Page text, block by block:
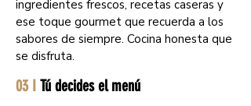
ingredientes frescos, recetas caseras y
ese toque gourmet que recuerda a los
sabores de siempre. Cocina honesta que
se disfruta.
03 I Tú decides el menú